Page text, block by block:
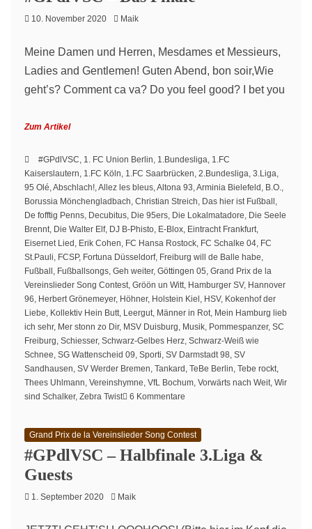
10. November 2020 Maik
Meine Damen und Herren, Mesdames et Messieurs,
Ladies and Gentlemen! Guten Abend, bon soir,Wie
geht’s? Comment ca va? Do you feel good? I bet you
Zum Artikel
#GPdlVSC, 1. FC Union Berlin, 1.Bundesliga, 1.FC
Kaiserslautern, 1.FC Köln, 1.FC Saarbrücken, 2.Bundesliga, 3.Liga,
95 Olé,Abschlach!,Allez les bleus,Altona 93,Arminia Bielefeld , B.O.,
Borussia Mönchengladbach, Christian Streich, Das hier ist Fußball ,
De fofftig Penns, Decubitus, Die 95ers, Die Lokalmatadore, Die Seele
Brennt, Die Walter Elf, DJ B-Phisto, E-Blox, Eintracht Frankfurt,
Eisernet Lied , Erik Cohen, FC Hansa Rostock, FC Schalke 04, FC
St.Pauli, FCSP, Fortuna Düsseldorf, Freiburg will de Balle habe,
Fußball , Fußballsongs, Geh weiter, Göttingen 05, Grand Prix de la
Vereinslieder Song Contest, Gröön un Witt, Hamburger SV, Hannover
96, Herbert Grönemeyer, Höhner, Holstein Kiel , HSV, Kokenhof der
Liebe, Kollektiv Hein Butt, Leergut, Männer in Rot, Mein Hamburg lieb
ich sehr, Mer stonn zo Dir, MSV Duisburg, Musik, Pommespanzer, SC
Freiburg, Schiesser, Schwarz-Gelbes Herz, Schwarz-Weiß wie
Schnee, SG Wattenscheid 09, Sporti, SV Darmstadt 98, SV
Sandhausen, SV Werder Bremen, Tankard , TeBe Berlin, Tebe rockt,
Thees Uhlmann, Vereinshymne, VfL Bochum, Vorwärts nach Weit, Wir
sind Schalker, Zebra Twist 6 Kommentare
Das
Finale
Grand Prix de la Vereinslieder Song Contest
#GPdlVSC – Halbfinale 3.Liga &
Guests
1. September 2020 Maik